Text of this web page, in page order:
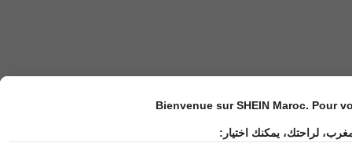
Bienvenue sur SHEIN Maroc. Pour
لراحتك، يمكنك اختيار: